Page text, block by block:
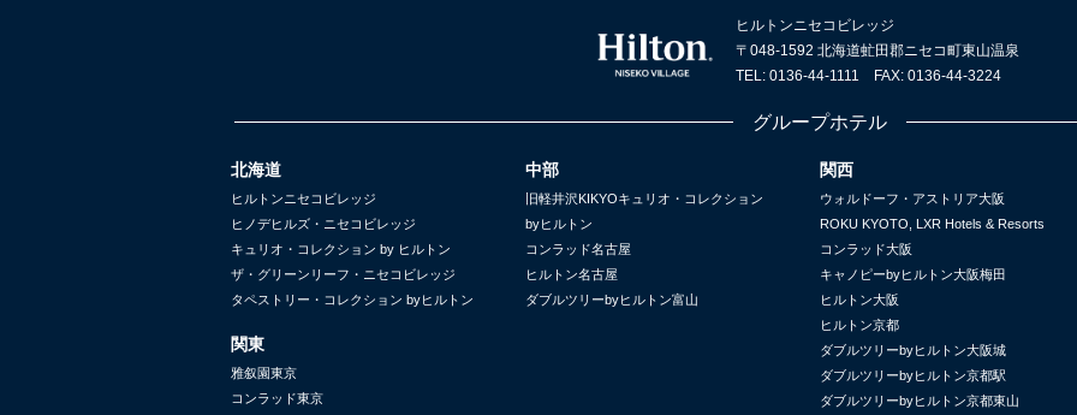
ヒルトンニセコビレッジ
〒048-1592 北海道虻田郡ニセコ町東山温泉
TEL: 0136-44-1111 FAX: 0136-44-3224
グループホテル
北海道
ヒルトンニセコビレッジ
ヒノデヒルズ・ニセコビレッジ
キュリオ・コレクション by ヒルトン
ザ・グリーンリーフ・ニセコビレッジ
タペストリー・コレクション byヒルトン
関東
雅叙園東京
コンラッド東京
中部
旧軽井沢KIKYOキュリオ・コレクション
byヒルトン
コンラッド名古屋
ヒルトン名古屋
ダブルツリーbyヒルトン富山
関西
ウォルドーフ・アストリア大阪
ROKU KYOTO, LXR Hotels & Resorts
コンラッド大阪
キャノピーbyヒルトン大阪梅田
ヒルトン大阪
ヒルトン京都
ダブルツリーbyヒルトン大阪城
ダブルツリーbyヒルトン京都駅
ダブルツリーbyヒルトン京都東山